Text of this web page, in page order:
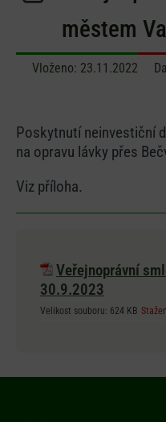
městem
Vloženo: 23.11.2022
Poskytnutí neinvestiční
na opravu lávky přes
Viz příloha.
Veřejnoprávní
30.9.2023
Velikost souboru: 624 KB